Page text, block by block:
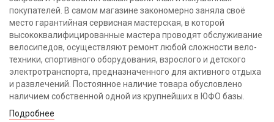
покупателей. В самом магазине закономерно заняла своё
место гарантийная сервисная мастерская, в которой
высококвалифицированные мастера проводят обслуживание
велосипедов, осуществляют ремонт любой сложности вело-
техники, спортивного оборудования, взрослого и детского
электротранспорта, предназначенного для активного отдыха
и развлечений. Постоянное наличие товара обусловлено
наличием собственной одной из крупнейших в ЮФО базы.
Подробнее